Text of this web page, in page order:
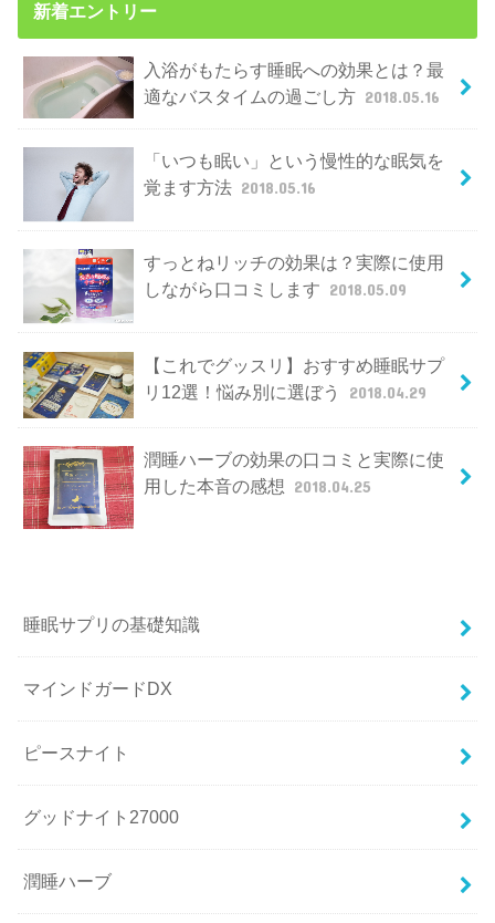
新着エントリー
入浴がもたらす睡眠への効果とは？最
適なバスタイムの過ごし方 2018.05.16
「いつも眠い」という慢性的な眠気を
覚ます方法 2018.05.16
すっとねリッチの効果は？実際に使用
しながら口コミします 2018.05.09
【これでグッスリ】おすすめ睡眠サプ
リ12選！悩み別に選ぼう
2018.04.29
潤睡ハーブの効果の口コミと実際に使
用した本音の感想 2018.04.25
睡眠サプリの基礎知識
マインドガードDX
ピースナイト
グッドナイト27000
潤睡ハーブ